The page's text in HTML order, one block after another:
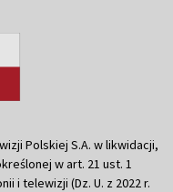
Polskiej S.A. w likwidacji,
w art. 21 ust. 1
i telewizji (Dz. U. z 2022 r.